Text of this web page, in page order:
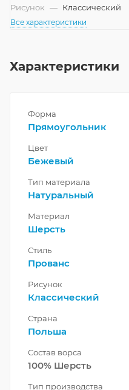
Рисунок — Классический
Все характеристики
Характеристики
Форма
Прямоугольник
Цвет
Бежевый
Тип материала
Натуральный
Материал
Шерсть
Стиль
Прованс
Рисунок
Классический
Страна
Польша
Состав ворса
100% Шерсть
Тип производства